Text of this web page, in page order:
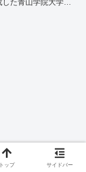
た青山学院大学陸
トップ サイドバー